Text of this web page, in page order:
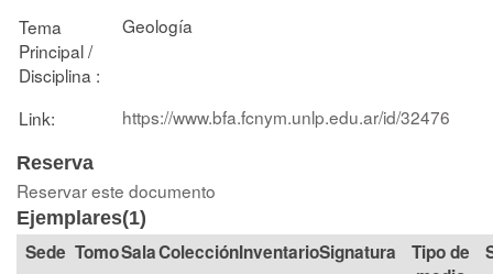
Tema
Principal /
Disciplina :
Geología
Link: https://www.bfa.fcnym.unlp.edu.ar/id/32476
Reserva
Reservar este documento
Ejemplares(1)
TomoSalaColección Signatura
Tipo de